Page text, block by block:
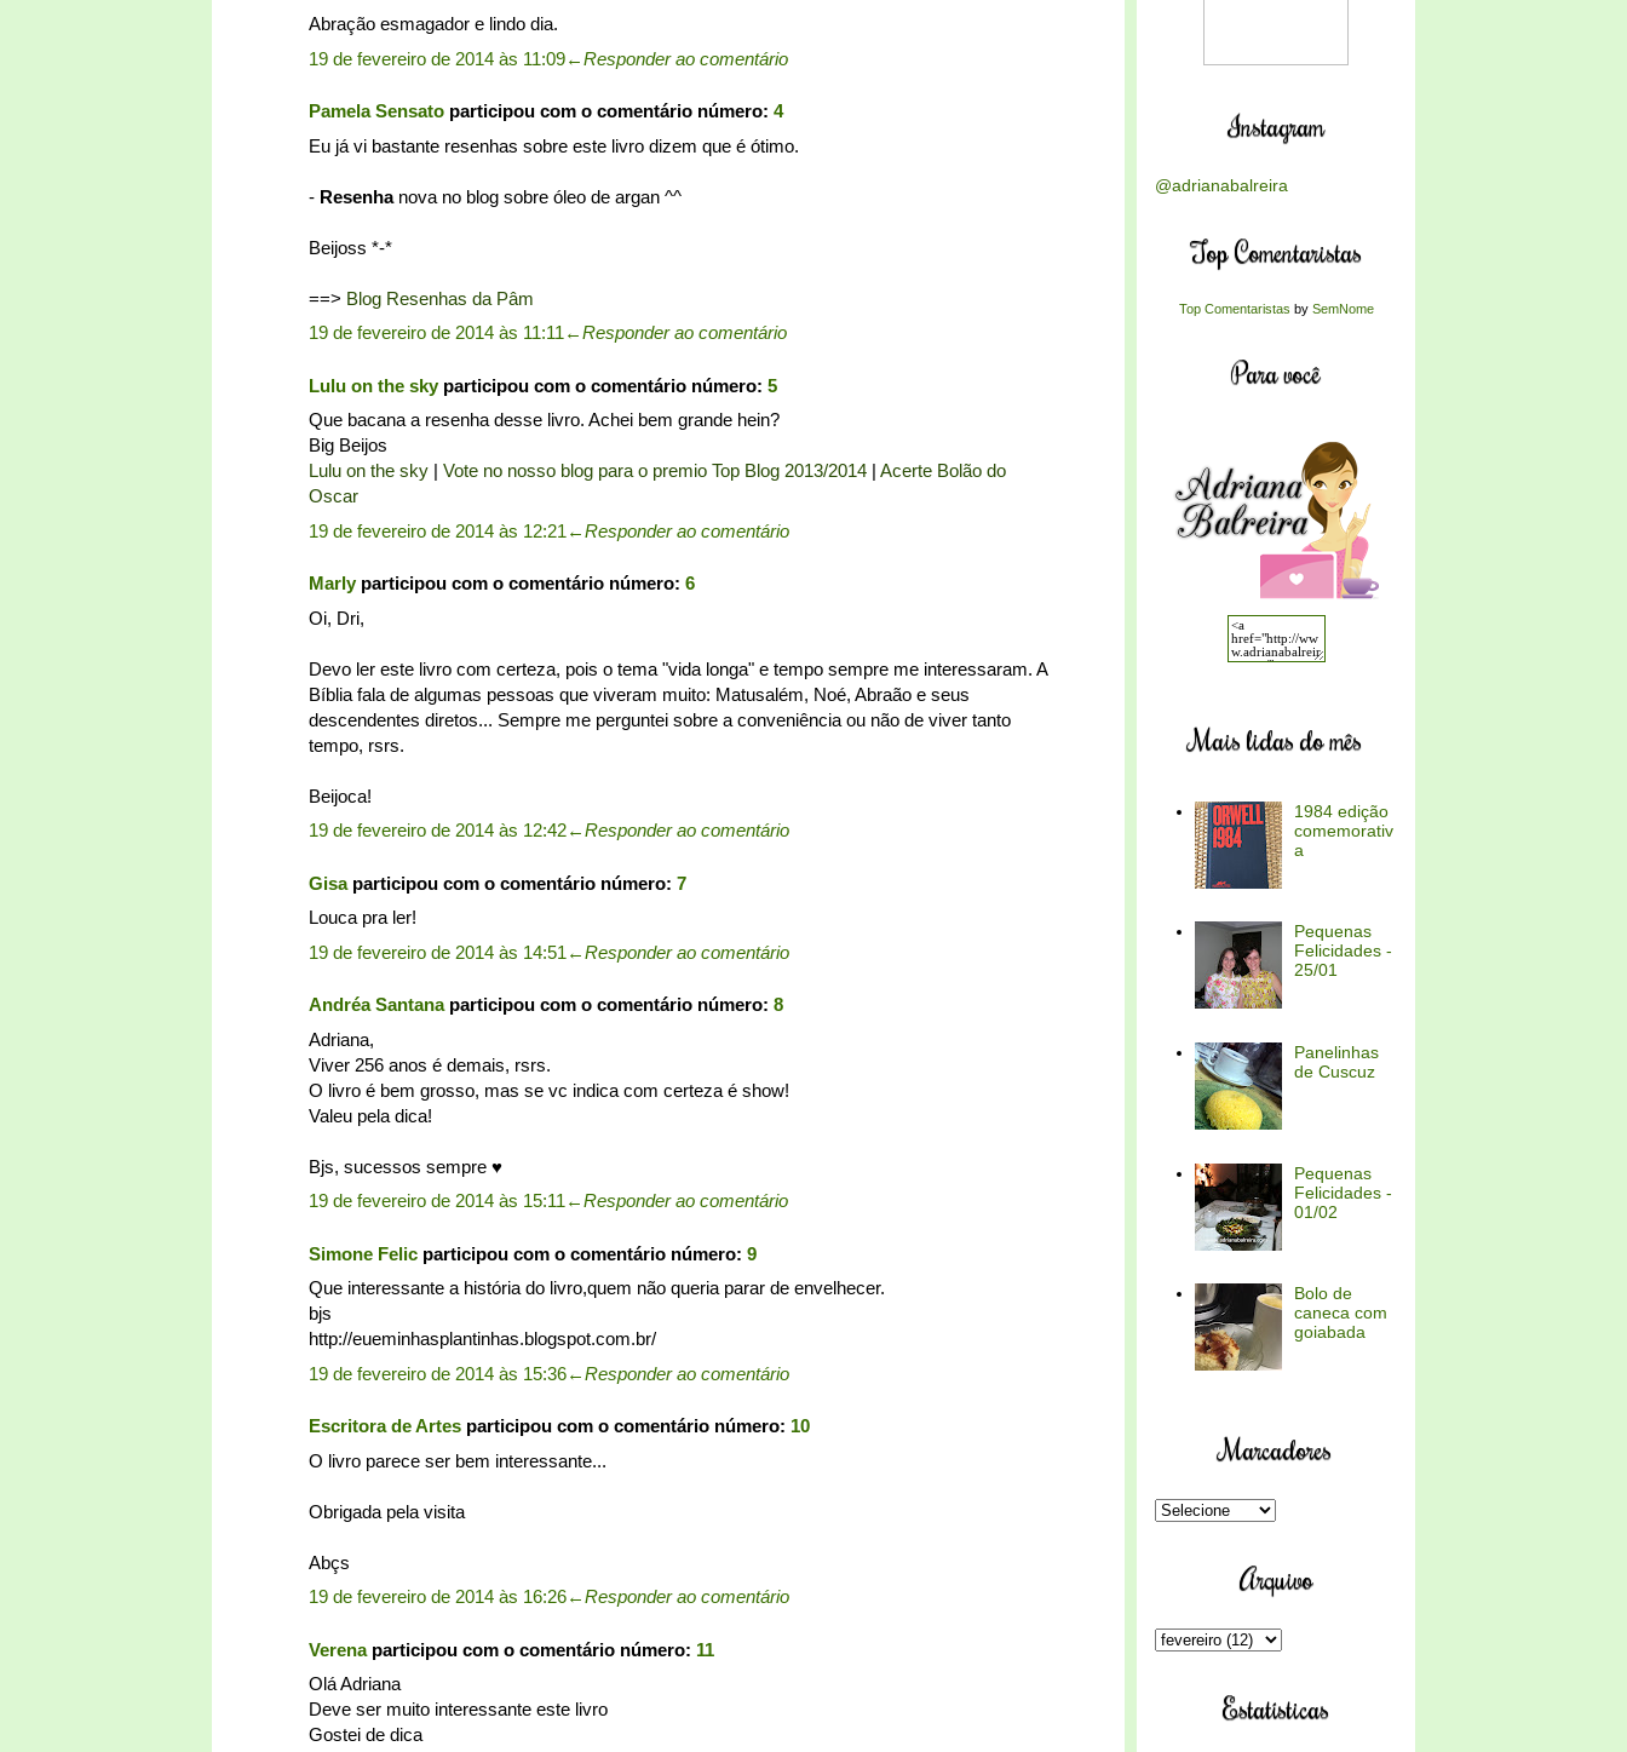
Abração esmagador e lindo dia.
19 de fevereiro de 2014 às 11:09←Responder ao comentário
Pamela Sensato participou com o comentário número: 4
Eu já vi bastante resenhas sobre este livro dizem que é ótimo.
- Resenhanova no blog sobre óleo de argan ^^
Beijoss *-*
==> Blog Resenhas da Pâm
19 de fevereiro de 2014 às 11:11 ←Responder ao comentário
Lulu on the skyparticipou com o comentário número: 5
Que bacana a resenha desse livro. Achei bem grande hein?
Big Beijos
Lulu on the sky | Vote no nosso blog para o premio Top Blog 2013/2014 | Acerte Bolão do
Oscar
19 de fevereiro de 2014 às 12:21 ←Responder ao comentário
Marlyparticipou com o comentário número: 6
Oi, Dri,
Devo ler este livro com certeza, pois o tema "vida longa" e tempo sempre me interessaram. A
Bíblia fala de algumas pessoas que viveram muito: Matusalém, Noé, Abraão e seus
descendentes diretos... Sempre me perguntei sobre a conveniência ou não de viver tanto
tempo, rsrs.
Beijoca!
19 de fevereiro de 2014 às 12:42←Responder ao comentário
Gisaparticipou com o comentário número: 7
Louca pra ler!
19 de fevereiro de 2014 às 14:51 ←Responder ao comentário
Andréa Santanaparticipou com o comentário número: 8
Adriana,
Viver 256 anos é demais, rsrs.
O livro é bem grosso, mas se vc indica com certeza é show!
Valeu pela dica!
Bjs, sucessos sempre ♥
19 de fevereiro de 2014 às 15:11 ←Responder ao comentário
Simone Felic participou com o comentário número: 9
Que interessante a história do livro,quem não queria parar de envelhecer.
bjs
http://eueminhasplantinhas.blogspot.com.br/
19 de fevereiro de 2014 às 15:36←Responder ao comentário
Escritora de Artes participou com o comentário número: 10
O livro parece ser bem interessante...
Obrigada pela visita
Abçs
19 de fevereiro de 2014 às 16:26←Responder ao comentário
Verenaparticipou com o comentário número: 11
Olá Adriana
Deve ser muito interessante este livro
Gostei de dica
Instagram
@adrianabalreira
Top Comentaristas
Top Comentaristas by SemNome
Para você
Mais lidas do mês
1984 edição
comemorativ
a
Pequenas
Felicidades -
25/01
Panelinhas
de Cuscuz
Pequenas
Felicidades -
01/02
Bolo de
caneca com
goiabada
Marcadores
Arquivo
Estatísticas